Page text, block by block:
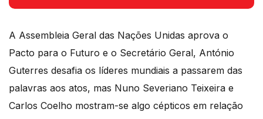
A Assembleia Geral das Nações Unidas aprova o
Pacto para o Futuro e o Secretário Geral, António
Guterres desafia os líderes mundiais a passarem das
palavras aos atos, mas Nuno Severiano Teixeira e
Carlos Coelho mostram-se algo cépticos em relação